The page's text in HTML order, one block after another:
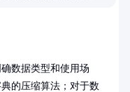
数据类型和使用场
的压缩算法；对于数